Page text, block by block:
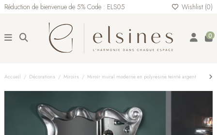
Réduction de bienvenue de 5% Code : ELS05 Wishlist (0)
0
Accueil Décorations Miroirs Miroir mural moderne en polyresine teinté argent